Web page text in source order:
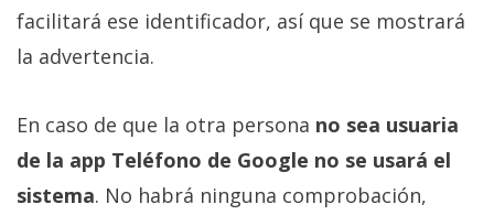
facilitará ese identificador, así que se mostrará
la advertencia.
En caso de que la otra persona no sea usuaria
de la app Teléfono de Google no se usará el
sistema. No habrá ninguna comprobación,